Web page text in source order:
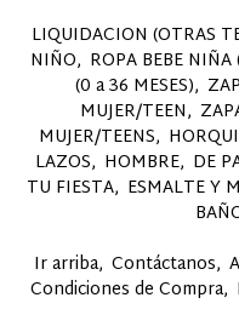
LIQUIDACION (OTRAS
NIÑO ROPA BEBE NIÑA
(0 a 36 MESES)
MUJER/TEEN
MUJER/TEENS
LAZOS HOMBRE DE
TU FIESTA ESMALTE Y
Ir arriba Contáctanos
Condiciones de Compra